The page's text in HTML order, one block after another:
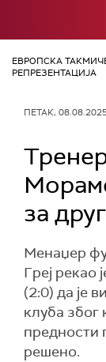
ЕВРОПСКА
РЕПРЕЗЕНТАЦИЈА
ПЕТАК,
за
Менаџер
Греј рекао
(2:0) да је
клуба због
предности
решено.